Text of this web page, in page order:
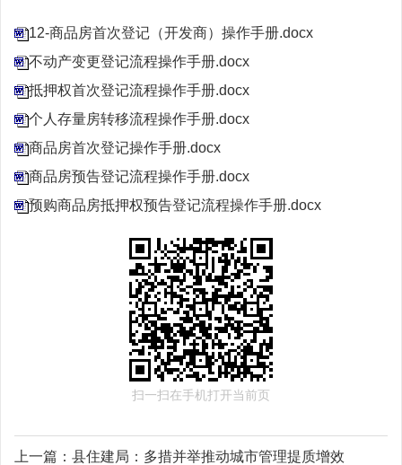
12-商品房首次登记（开发商）操作手册.docx
不动产变更登记流程操作手册.docx
抵押权首次登记流程操作手册.docx
个人存量房转移流程操作手册.docx
商品房首次登记操作手册.docx
商品房预告登记流程操作手册.docx
预购商品房抵押权预告登记流程操作手册.docx
扫一扫在手机打开当前页
上一篇： 县住建局：多措并举推动城市管理提质增效